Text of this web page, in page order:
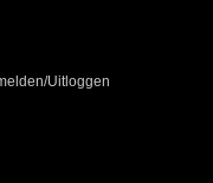
Uitloggen